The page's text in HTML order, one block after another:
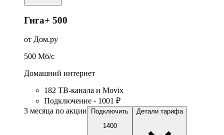
Гига+ 500
от Дом.ру
500 Мб/c
Домашний интернет
182 ТВ-канала и Movix
Подключение - 1001 ₽
3 месяца по акции
Подключить
1400
Детали тарифа